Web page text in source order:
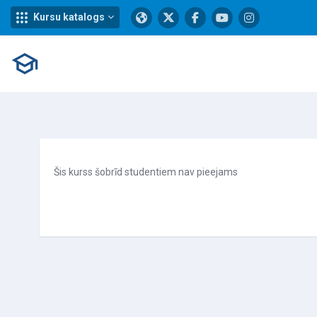
Kursu katalogs
Šis kurss šobrīd studentiem nav pieejams